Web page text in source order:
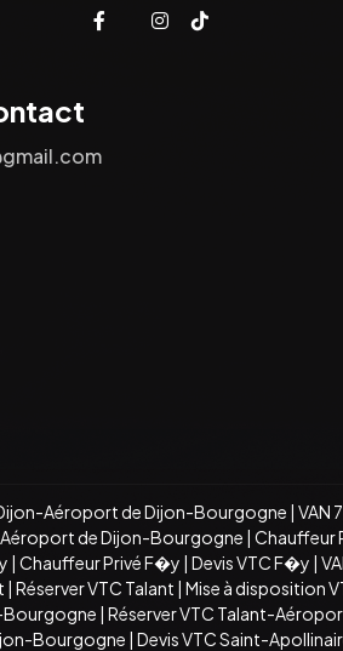
Aéroport de Dijon-Bourgogne | VAN
de Dijon-Bourgogne | Chauffeur
| Chauffeur Privé F�y | Devis VTC F�y |
| Réserver VTC Talant | Mise à disposition
Bourgogne | Réserver VTC Talant-
Bourgogne | Devis VTC Saint-